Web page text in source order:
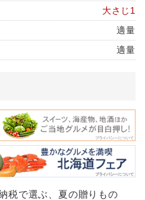
大さじ1
適量
適量
税で選ぶ、夏の贈りもの